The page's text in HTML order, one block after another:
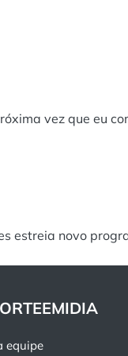
vez que eu
estreia novo
equipe